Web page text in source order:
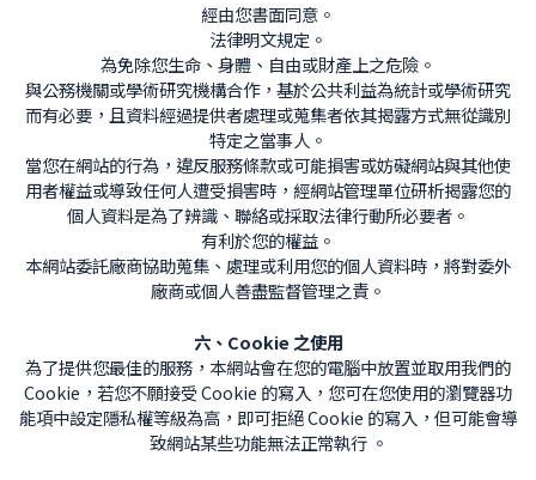
經由您書面同意。
法律明文規定。
為免除您生命、身體、自由或財產上之危險。
與公務機關或學術研究機構合作，基於公共利益為統計或學術研究
而有必要，且資料經過提供者處理或蒐集者依其揭露方式無從識別
特定之當事人。
當您在網站的行為，違反服務條款或可能損害或妨礙網站與其他使
用者權益或導致任何人遭受損害時，經網站管理單位研析揭露您的
個人資料是為了辨識、聯絡或採取法律行動所必要者。
有利於您的權益。
本網站委託廠商協助蒐集、處理或利用您的個人資料時，將對委外
廠商或個人善盡監督管理之責。
六、Cookie 之使用
為了提供您最佳的服務，本網站會在您的電腦中放置並取用我們的
Cookie，若您不願接受 Cookie 的寫入，您可在您使用的瀏覽器功
能項中設定隱私權等級為高，即可拒絕 Cookie 的寫入，但可能會導
致網站某些功能無法正常執行 。